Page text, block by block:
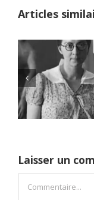
Articles
Netflix
Laisser un